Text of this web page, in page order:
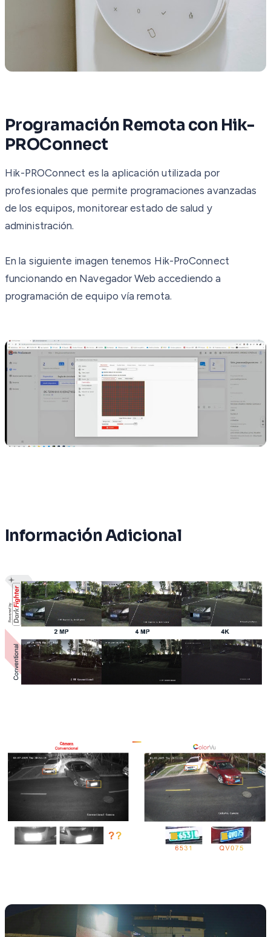
Programación Remota con Hik-
PROConnect
Hik-PROConnect es la aplicación utilizada por
profesionales que permite programaciones avanzadas
de los equipos, monitorear estado de salud y
administración.
En la siguiente imagen tenemos Hik-ProConnect
funcionando en Navegador Web accediendo a
programación de equipo vía remota.
Información Adicional